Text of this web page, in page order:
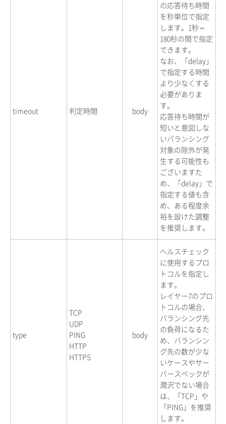
timeout 判定時間 body
の応答待ち時間
を秒単位で指定
します。1秒～
180秒の間で指定
できます。
なお、「delay」
で指定する時間
より少なくする
必要がありま
す。
応答待ち時間が
短いと意図しな
いバランシング
対象の除外が発
生する可能性も
ございますた
め、「delay」で
指定する値も含
め、ある程度余
裕を設けた調整
を推奨します。
type
TCP
UDP
PING
HTTP
HTTPS
body
ヘルスチェック
に使用するプロ
トコルを指定し
ます。
レイヤー7のプロ
トコルの場合、
バランシング先
の負荷になるた
め、バランシン
グ先の数が少な
いケースやサー
バースペックが
潤沢でない場合
は、「TCP」や
「PING」を推奨
します。